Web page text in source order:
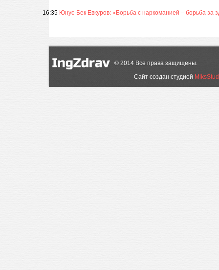
16:35 Юнус-Бек Евкуров: «Борьба с наркоманией – борьба за
© 2014 Все права защищены.
Сайт создан студией